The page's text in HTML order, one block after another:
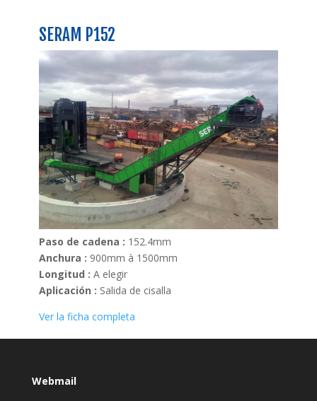
SERAM P152
Paso de cadena : 152.4mm
Anchura : 900mm à 1500mm
Longitud : A elegir
Aplicación : Salida de cisalla
Ver la ficha completa
Webmail